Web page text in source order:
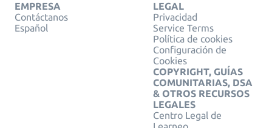
EMPRESA
Contáctanos
Español
LEGAL
Privacidad
Service Terms
Política de cookies
Configuración de
Cookies
COPYRIGHT, GUÍAS
COMUNITARIAS, DSA
& OTROS RECURSOS
LEGALES
Centro Legal de